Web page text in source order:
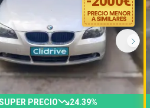
PRECIO 24.39%